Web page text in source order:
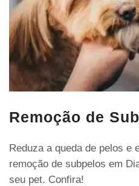
Remoção de
Reduza a queda de pelos e
remoção de subpelos em
seu pet. Confira!